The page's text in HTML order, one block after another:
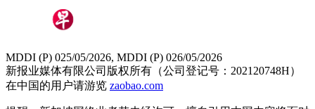
MDDI (P) 025/05/2026, MDDI (P) 026/05/2026
新报业媒体有限公司版权所有（公司登记号：202120748H）
在中国的用户请游览 zaobao.com